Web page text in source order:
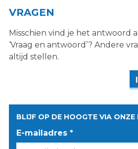
VRAGEN
Misschien vind je het antwoord
‘Vraag en antwoord’? Andere
altijd stellen.
BLIJF OP DE HOOGTE VIA ONZE
E-mailadres *